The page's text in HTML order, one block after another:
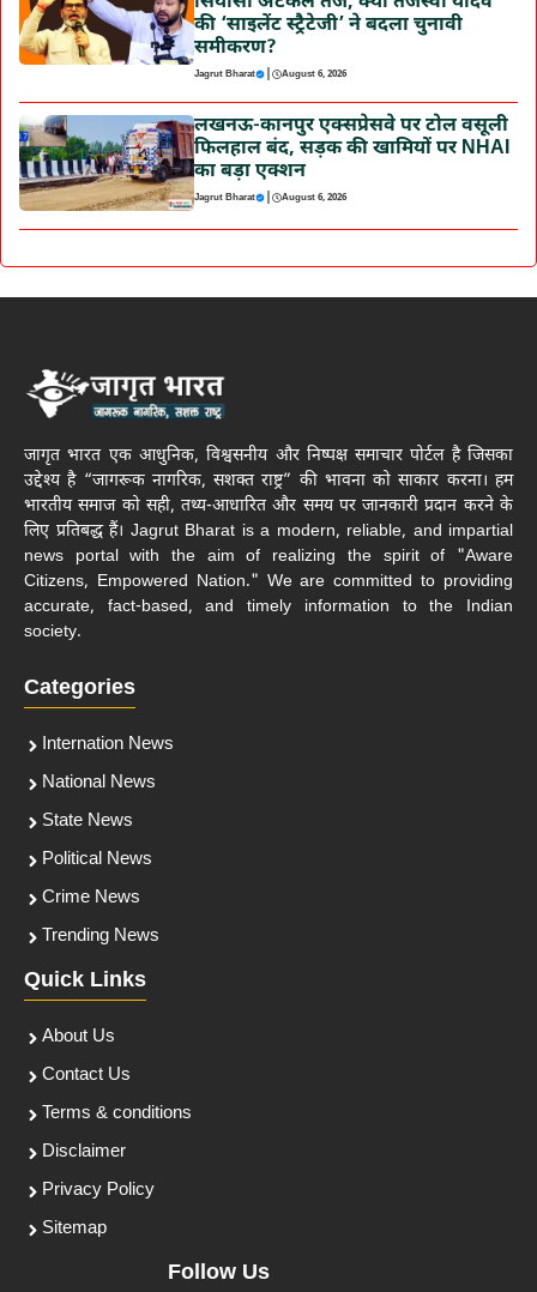
की ‘साइलेंट स्ट्रैटेजी’ ने बदला चुनावी
समीकरण?
Jagrut Bharat | August 6, 2026
लखनऊ-कानपुर एक्सप्रेसवे पर टोल वसूली
फिलहाल बंद, सड़क की खामियों पर NHAI
का बड़ा एक्शन
Jagrut Bharat | August 6, 2026
जागृत भारत एक आधुनिक, विश्वसनीय और निष्पक्ष समाचार पोर्टल है जिसका
उद्देश्य है “जागरूक नागरिक, सशक्त राष्ट्र” की भावना को साकार करना। हम
भारतीय समाज को सही, तथ्य-आधारित और समय पर जानकारी प्रदान करने के
लिए प्रतिबद्ध हैं। Jagrut Bharat is a modern, reliable, and impartial
news portal with the aim of realizing the spirit of "Aware
Citizens, Empowered Nation." We are committed to providing
accurate, fact-based, and timely information to the Indian
society.
Categories
Internation News
National News
State News
Political News
Crime News
Trending News
Quick Links
About Us
Contact Us
Terms & conditions
Disclaimer
Privacy Policy
Sitemap
Follow Us